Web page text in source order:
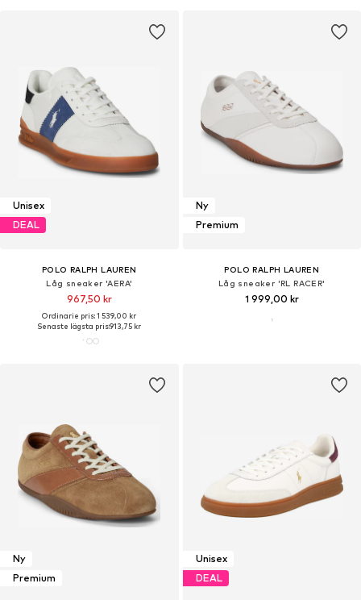
Unisex
DEAL
POLO RALPH LAUREN
Låg sneaker 'AERA'
967,50 kr
Ordinarie pris: 1 539,00 kr
Senaste lägsta pris:913,75 kr
Ny
Premium
POLO RALPH LAUREN
Låg sneaker 'RL RACER'
1 999,00 kr
Ny
Premium
Unisex
DEAL